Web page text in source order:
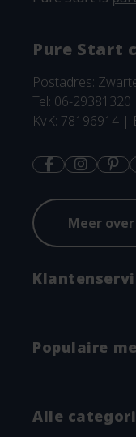
Pure Start
Postadres:
Tel: 06-29381320
KvK: 78196914 |
Meer
Garantie en
Populaire
Alle